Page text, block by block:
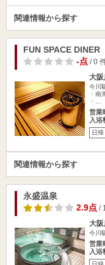
関連情報から探す
FUN SPACE DINER
-点/ 0
大
今川
・南
・…
営業
入浴
日帰
関連情報から探す
永盛温泉
2.9点/
大
今川
営業
入浴